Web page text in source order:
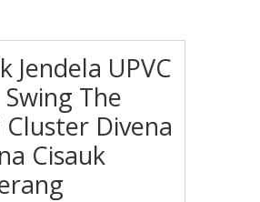
Jendela UPVC
The
Cluster Divena
Cisauk